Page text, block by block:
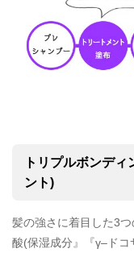
トリプルボンデ
ント)
髪の強さに着目した3
酸(保湿成分』『γ–ド